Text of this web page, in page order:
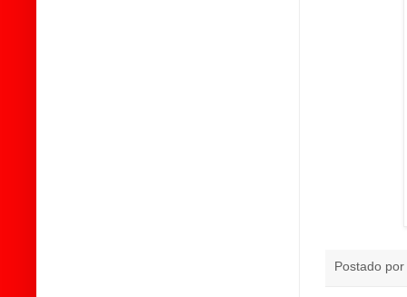
Postado por